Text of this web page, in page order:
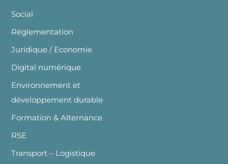
Social
Réglementation
Juridique / Economie
Digital numérique
Environnement et
développement durable
Formation & Alternance
RSE
Transport – Logistique